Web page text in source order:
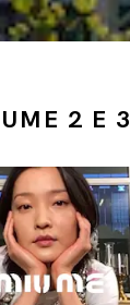
2 E 3